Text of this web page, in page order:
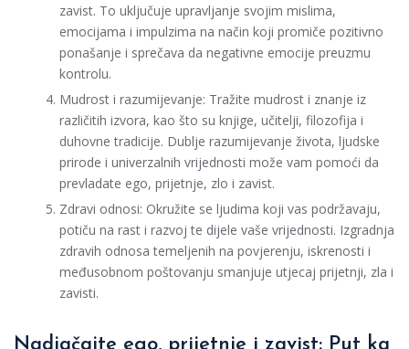
zavist. To uključuje upravljanje svojim mislima,
emocijama i impulzima na način koji promiče pozitivno
ponašanje i sprečava da negativne emocije preuzmu
kontrolu.
Mudrost i razumijevanje: Tražite mudrost i znanje iz
različitih izvora, kao što su knjige, učitelji, filozofija i
duhovne tradicije. Dublje razumijevanje života, ljudske
prirode i univerzalnih vrijednosti može vam pomoći da
prevladate ego, prijetnje, zlo i zavist.
Zdravi odnosi: Okružite se ljudima koji vas podržavaju,
potiču na rast i razvoj te dijele vaše vrijednosti. Izgradnja
zdravih odnosa temeljenih na povjerenju, iskrenosti i
međusobnom poštovanju smanjuje utjecaj prijetnji, zla i
zavisti.
Nadjačajte ego, prijetnje i zavist: Put ka